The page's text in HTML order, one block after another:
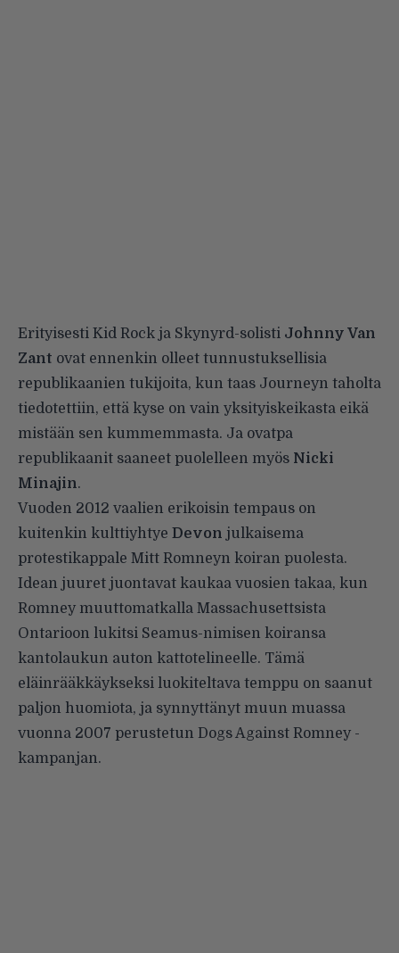
Erityisesti Kid Rock ja Skynyrd-solisti Johnny Van
Zant ovat ennenkin olleet tunnustuksellisia
republikaanien tukijoita, kun taas Journeyn taholta
tiedotettiin, että kyse on vain yksityiskeikasta eikä
mistään sen kummemmasta. Ja ovatpa
republikaanit saaneet puolelleen myös Nicki
Minajin.
Vuoden 2012 vaalien erikoisin tempaus on
kuitenkin kulttiyhtye Devon julkaisema
protestikappale Mitt Romneyn koiran puolesta.
Idean juuret juontavat kaukaa vuosien takaa, kun
Romney muuttomatkalla Massachusettsista
Ontarioon lukitsi Seamus-nimisen koiransa
kantolaukun auton kattotelineelle. Tämä
eläinrääkkäykseksi luokiteltava temppu on saanut
paljon huomiota, ja synnyttänyt muun muassa
vuonna 2007 perustetun Dogs Against Romney -
kampanjan.